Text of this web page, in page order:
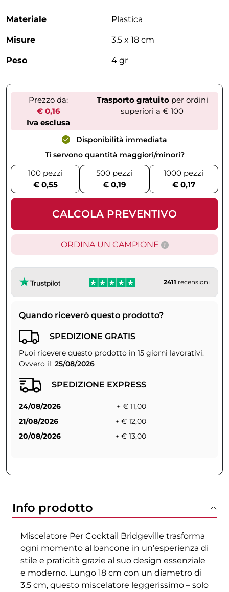
Materiale Plastica
Misure 3,5 x 18 cm
Peso 4 gr
Prezzo da:
€ 0,16
Iva esclusa
Trasporto gratuitoper ordini
superiori a € 100
Disponibilità immediata
Ti servono quantità maggiori/minori?
100 pezzi
€ 0,55
500 pezzi
€ 0,19
1000 pezzi
€ 0,17
CALCOLA PREVENTIVO
ORDINA UN CAMPIONE
2411 recensioni
Quando riceverò questo prodotto?
SPEDIZIONE GRATIS
Puoi ricevere questo prodotto in 15 giorni lavorativi.
Ovvero il: 25/08/2026
SPEDIZIONE EXPRESS
24/08/2026
+ € 11,00
21/08/2026
+ € 12,00
20/08/2026
+ € 13,00
Info prodotto
Miscelatore Per Cocktail Bridgeville trasforma
ogni momento al bancone in un’esperienza di
stile e praticità grazie al suo design essenziale
e moderno. Lungo 18 cm con un diametro di
3,5 cm, questo miscelatore leggerissimo – solo